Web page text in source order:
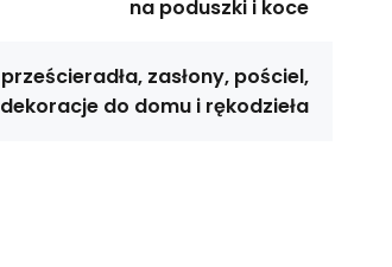
na poduszki i koce
prześcieradła, zasłony, pościel,
dekoracje do domu i rękodzieła